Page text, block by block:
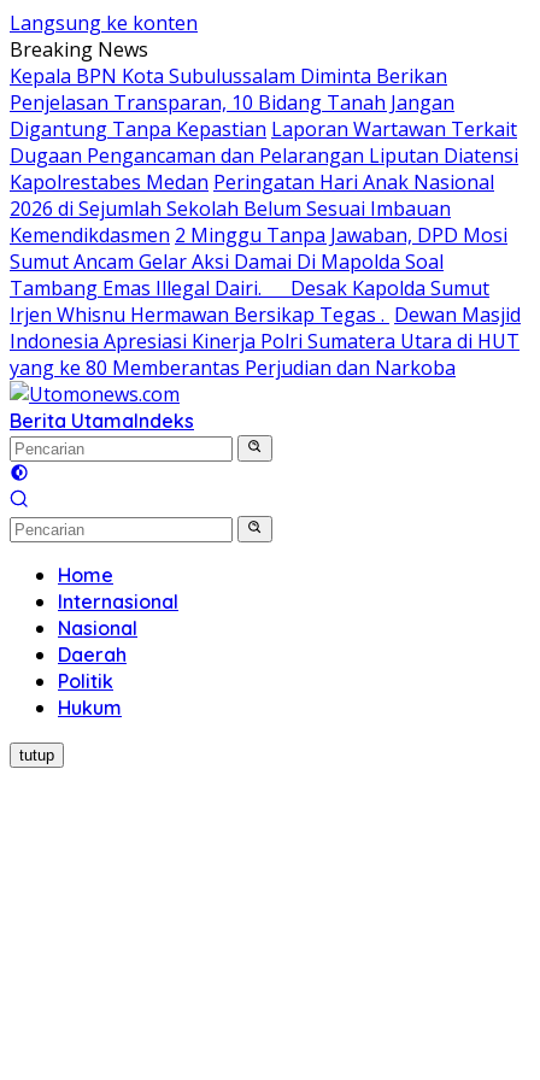
Langsung ke konten
Breaking News
Kepala BPN Kota Subulussalam Diminta Berikan
Penjelasan Transparan, 10 Bidang Tanah Jangan
Digantung Tanpa Kepastian Laporan Wartawan Terkait
Dugaan Pengancaman dan Pelarangan Liputan Diatensi
Kapolrestabes Medan Peringatan Hari Anak Nasional
2026 di Sejumlah Sekolah Belum Sesuai Imbauan
Kemendikdasmen 2 Minggu Tanpa Jawaban, DPD Mosi
Sumut Ancam Gelar Aksi Damai Di Mapolda Soal
Tambang Emas Illegal Dairi. Desak Kapolda Sumut
Irjen Whisnu Hermawan Bersikap Tegas . Dewan Masjid
Indonesia Apresiasi Kinerja Polri Sumatera Utara di HUT
yang ke 80 Memberantas Perjudian dan Narkoba
Berita UtamaIndeks
Home
Internasional
Nasional
Daerah
Politik
Hukum
tutup